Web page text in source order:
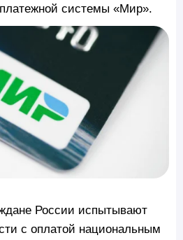
системы «Мир».
России испытывают
с оплатой национальным